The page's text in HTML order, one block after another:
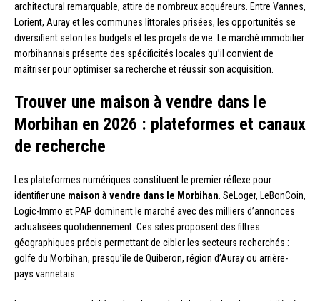
architectural remarquable, attire de nombreux acquéreurs. Entre Vannes,
Lorient, Auray et les communes littorales prisées, les opportunités se
diversifient selon les budgets et les projets de vie. Le marché immobilier
morbihannais présente des spécificités locales qu’il convient de
maîtriser pour optimiser sa recherche et réussir son acquisition.
Trouver une maison à vendre dans le
Morbihan en 2026 : plateformes et canaux
de recherche
Les plateformes numériques constituent le premier réflexe pour
identifier une maison à vendre dans le Morbihan . SeLoger, LeBonCoin,
Logic-Immo et PAP dominent le marché avec des milliers d’annonces
actualisées quotidiennement. Ces sites proposent des filtres
géographiques précis permettant de cibler les secteurs recherchés :
golfe du Morbihan, presqu’île de Quiberon, région d’Auray ou arrière-
pays vannetais.